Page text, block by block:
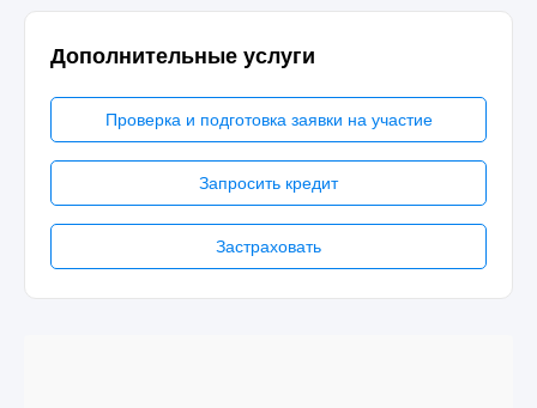
Дополнительные услуги
Проверка и подготовка заявки на участие
Запросить кредит
Застраховать